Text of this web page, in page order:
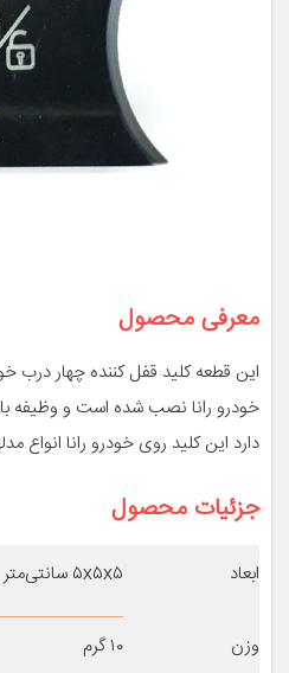
معرفی محصول
این قطعه کلید قفل کننده چهار درب
خودرو رانا نصب شده است و وظیفه
دارد این کلید روی خودرو رانا
جزئیات محصول
ابعاد ۵x۵x۵ سانتی‌متر
وزن ۱۰ گرم